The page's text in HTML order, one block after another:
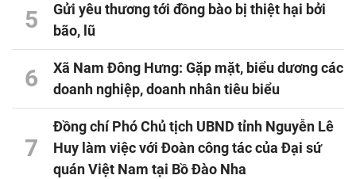
5
Gửi yêu thương tới đồng bào bị thiệt hại bởi
bão, lũ
6
Xã Nam Đông Hưng: Gặp mặt, biểu dương các
doanh nghiệp, doanh nhân tiêu biểu
7
Đồng chí Phó Chủ tịch UBND tỉnh Nguyễn Lê
Huy làm việc với Đoàn công tác của Đại sứ
quán Việt Nam tại Bồ Đào Nha